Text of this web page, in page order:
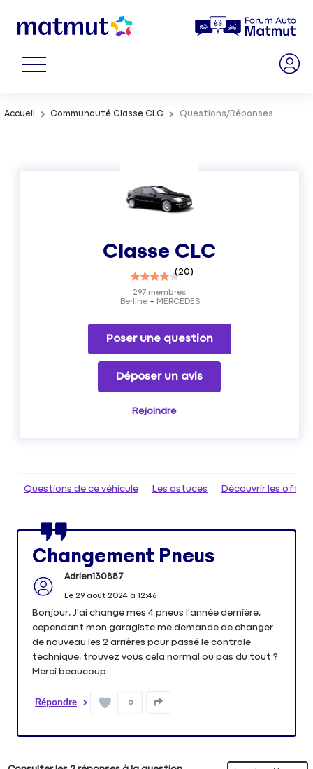
Accueil Communauté Classe CLC Questions/Réponses
Classe CLC
(20)
Berline MERCEDES
297 membres
Poser une question
Déposer un avis
Rejoindre
Questions de ce véhicule Les astuces Découvrir les
Changement Pneus
Adrien130887
Le 29 août 2024à 12:46
Bonjour, J'ai changé mes 4 pneus l'année dernière,
cependant mon garagiste me demande de changer
de nouveau les 2 arrières pour passé le controle
technique, trouvez vous cela normal ou pas du tout ?
Merci beaucoup
Répondre 0